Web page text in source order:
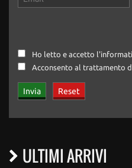
Ho letto e accetto
Acconsento al trattamento
ULTIMI ARRIVI